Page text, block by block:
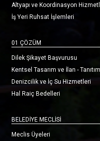
Altyapı ve Koordinasyon
İş Yeri Ruhsat İşlemleri
01 ÇÖZÜM
Dilek Şikayet Başvurusu
Kentsel Tasarım ve İlan -
Denizcilik ve İç Su Hizmetleri
Hal Raiç Bedelleri
BELEDİYE MECLİSİ
Meclis Üyeleri